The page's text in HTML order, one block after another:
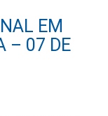
EM
– 07 DE